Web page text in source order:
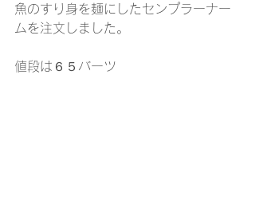
魚のすり身を麺にしたセンプラーナー
ムを注文しました。
値段は６５バーツ